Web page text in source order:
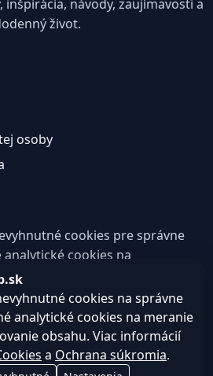
inšpirácia, návody, zaujímavosti a
život.
osoby
cookies pre správne
cookies na
skúsenosti.
dobrytip.sk
cookies na správne
analytické cookies na meranie
obsahu. Viac informácií
a Ochrana súkromia.